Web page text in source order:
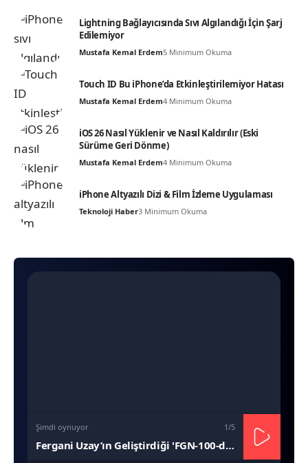
Lightning Bağlayıcısında Sıvı Algılandığı İçin Şarj
Edilemiyor
Mustafa Kemal Erdem5 Minimum Okuma
Touch ID Bu iPhone’da Etkinleştirilemiyor Hatası
Mustafa Kemal Erdem4 Minimum Okuma
iOS 26 Nasıl Yüklenir ve Nasıl Kaldırılır (Eski
Sürüme Geri Dönme)
Mustafa Kemal Erdem4 Minimum Okuma
iPhone Altyazılı Dizi & Film İzleme Uygulaması
Teknoloji Haber3 Minimum Okuma
Şimdi oynuyor 1/5
Fergani Uzay’ın Geliştirdiği 'FGN-100-d1' Uydusu (Bayraktar)